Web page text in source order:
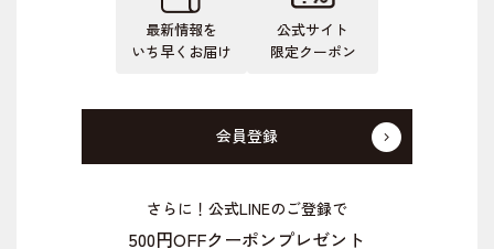
最新情報を
いち早くお届け
公式サイト
限定クーポン
会員登録
さらに！公式LINEのご登録で
500円OFFクーポンプレゼント